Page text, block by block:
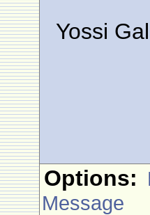
Yossi
Options:
Message